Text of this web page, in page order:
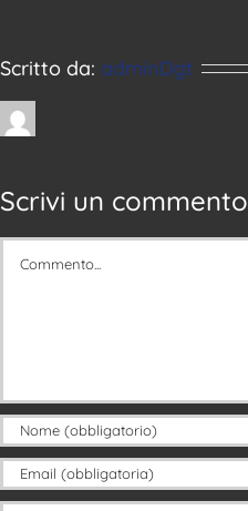
Scritto da: adminDgt
Scrivi un commento